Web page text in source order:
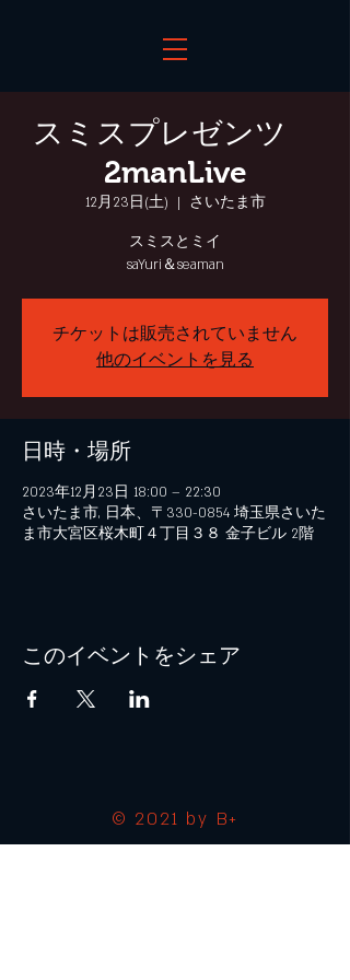
スミスプレゼンツ
2manLive
12月23日(土)
  |
さいたま市
スミスとミイ
チケットは販売されていません
他のイベントを見る
日時・場所
2023年12月23日 18:00 – 22:30
さいたま市, 日本、〒330-0854 埼玉県さいた
ま市大宮区桜木町４丁目３８ 金子ビル 2階
このイベントをシェア
© 2021 by B+